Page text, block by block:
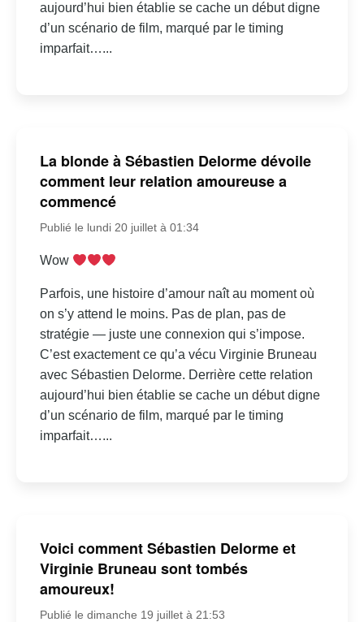
aujourd’hui bien établie se cache un début digne
d’un scénario de film, marqué par le timing
imparfait…...
La blonde à Sébastien Delorme dévoile
comment leur relation amoureuse a
commencé
Publié le lundi 20 juillet à 01:34
Wow
Parfois, une histoire d’amour naît au moment où
on s’y attend le moins. Pas de plan, pas de
stratégie — juste une connexion qui s’impose.
C’est exactement ce qu’a vécu Virginie Bruneau
avec Sébastien Delorme. Derrière cette relation
aujourd’hui bien établie se cache un début digne
d’un scénario de film, marqué par le timing
imparfait…...
Voici comment Sébastien Delorme et
Virginie Bruneau sont tombés
amoureux!
Publié le dimanche 19 juillet à 21:53